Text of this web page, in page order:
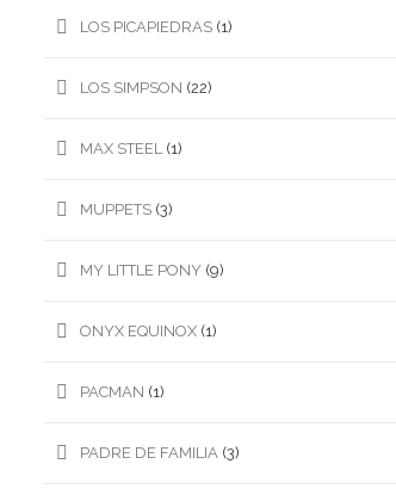
LOS PICAPIEDRAS (1)
LOS SIMPSON (22)
MAX STEEL (1)
MUPPETS (3)
MY LITTLE PONY (9)
ONYX EQUINOX (1)
PACMAN (1)
PADRE DE FAMILIA (3)